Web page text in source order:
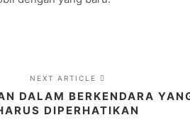
NEXT ARTICLE
DALAM BERKENDARA
DIPERHATIKAN